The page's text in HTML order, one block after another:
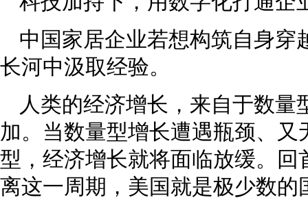
中国家居企业若想构筑自身穿
长河中汲取经验。
人类的经济增长，来自于数
加。当数量型增长遭遇瓶颈、
型，经济增长就将面临放缓。
离这一周期，美国就是极少数